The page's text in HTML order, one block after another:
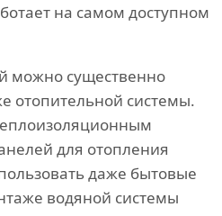
на самом доступном
можно существенно
отопительной системы.
для отопления
даже бытовые
водяной системы